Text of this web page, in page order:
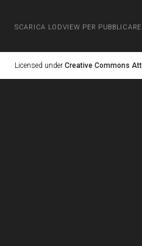
SCARICA LODVIEW PER
Licensed under Creative Commons